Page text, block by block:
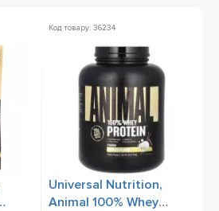
Код товару: 36234
Universal Nutrition,
Animal 100% Whey